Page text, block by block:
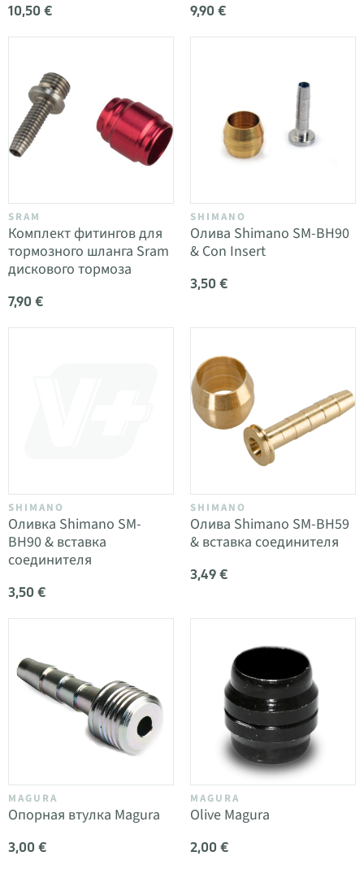
10,50 € 9,90 €
SRAM
Комплект фитингов для
тормозного шланга Sram
дискового тормоза
7,90 €
SHIMANO
Олива Shimano SM-BH90
& Con Insert
3,50 €
SHIMANO
Оливка Shimano SM-
BH90 & вставка
соединителя
3,50 €
SHIMANO
Олива Shimano SM-BH59
& вставка соединителя
3,49 €
MAGURA
Опорная втулка Magura
3,00 €
MAGURA
Olive Magura
2,00 €